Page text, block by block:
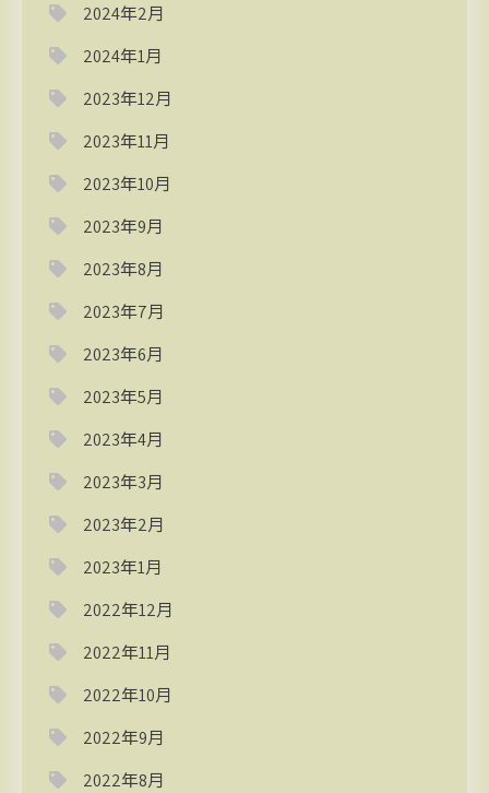
2024年2月
2024年1月
2023年12月
2023年11月
2023年10月
2023年9月
2023年8月
2023年7月
2023年6月
2023年5月
2023年4月
2023年3月
2023年2月
2023年1月
2022年12月
2022年11月
2022年10月
2022年9月
2022年8月